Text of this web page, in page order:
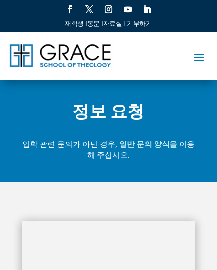
재학생 |동문 |자료실 | 기부하기
정보 요청
입학 관련 문의가 아닌 경우, 일반 문의 양식을이용
해 주십시오.